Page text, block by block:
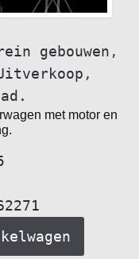
gebouwen ,
,
met motor en